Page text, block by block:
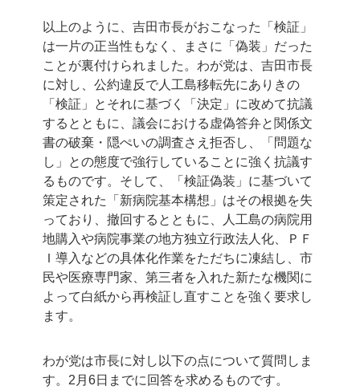
以上のように、吉田市長がおこなった「検証」
は一片の正当性もなく、まさに「偽装」だった
ことが裏付けられました。わが党は、吉田市長
に対し、公約違反で人工島移転先にありきの
「検証」とそれに基づく「決定」に改めて抗議
するとともに、議会における虚偽答弁と関係文
書の破棄・隠ぺいの調査さえ拒否し、「問題な
し」との態度で強行していることに強く抗議す
るものです。そして、「検証偽装」に基づいて
策定された「新病院基本構想」はその根拠を失
っており、撤回するとともに、人工島の病院用
地購入や病院事業の地方独立行政法人化、ＰＦ
Ｉ導入などの具体化作業をただちに凍結し、市
民や医療専門家、第三者を入れた新たな機関に
よって白紙から再検証し直すことを強く要求し
ます。
わが党は市長に対し以下の点について質問しま
す。2月6日までに回答を求めるものです。